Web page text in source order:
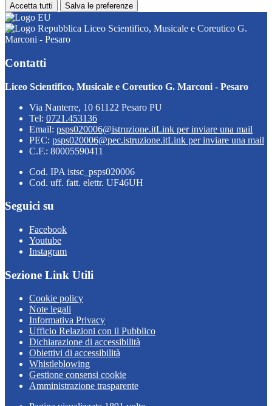
Accetta tutti Salva le preferenze
Liceo Scientifico, Musicale e Coreutico G.
Marconi - Pesaro
Contatti
Liceo Scientifico, Musicale e Coreutico G. Marconi - Pesaro
Via Nanterre, 10 61122 Pesaro PU
Tel: 0721.453136
Email: psps020006@istruzione.itLink per inviare una mail
PEC: psps020006@pec.istruzione.itLink per inviare una mail
C.F.: 80005590411
Cod. IPA istsc_psps020006
Cod. uff. fatt. elettr. UF46UH
Seguici su
Facebook
Youtube
Instagram
Sezione Link Utili
Cookie policy
Note legali
Informativa Privacy
Ufficio Relazioni con il Pubblico
Dichiarazione di accessibilità
Obiettivi di accessibilità
Whistleblowing
Gestione consensi cookie
Amministrazione trasparente